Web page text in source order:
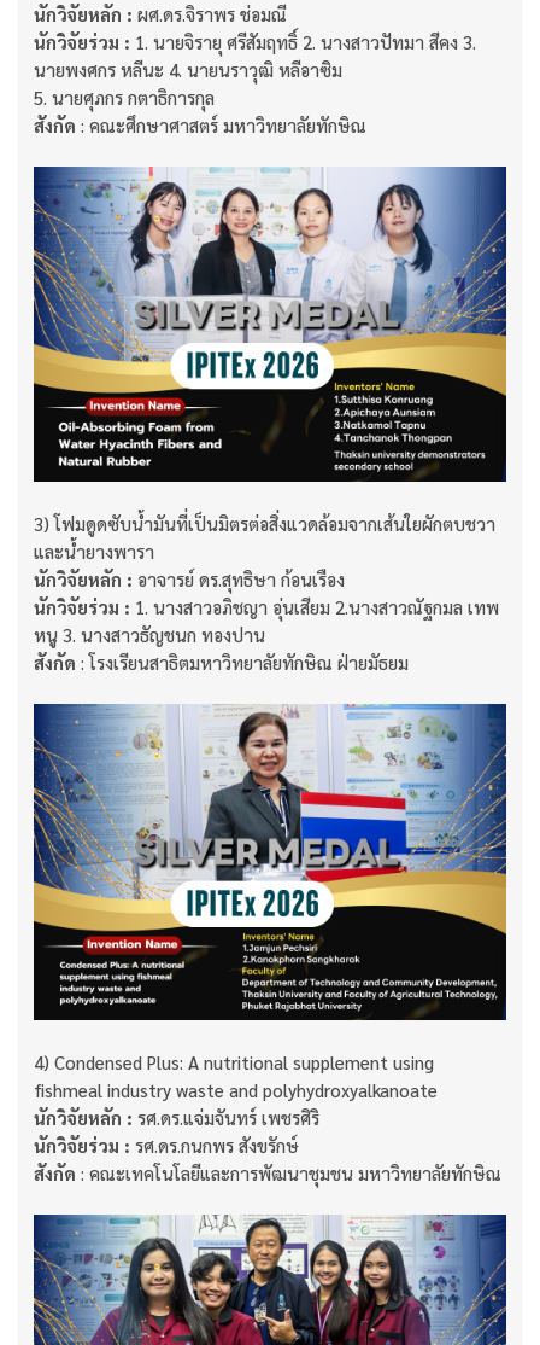
นักวิจัยหลัก : ผศ.ดร.จิราพร ช่อมณี
นักวิจัยร่วม : 1. นายจิรายุ ศรีสัมฤทธิ์ 2. นางสาวปัทมา สีคง 3.
นายพงศกร หลีนะ 4. นายนราวุฒิ หลีอาซิม
5. นายศุภกร กตาธิการกุล
สังกัด : คณะศึกษาศาสตร์ มหาวิทยาลัยทักษิณ
3) โฟมดูดซับน้ำมันที่เป็นมิตรต่อสิ่งแวดล้อมจากเส้นใยผักตบชวา
และน้ำยางพารา
นักวิจัยหลัก : อาจารย์ ดร.สุทธิษา ก้อนเรือง
นักวิจัยร่วม : 1. นางสาวอภิชญา อุ่นเสียม 2.นางสาวณัฐกมล เทพ
หนู 3. นางสาวธัญชนก ทองปาน
สังกัด : โรงเรียนสาธิตมหาวิทยาลัยทักษิณ ฝ่ายมัธยม
4) Condensed Plus: A nutritional supplement using
fishmeal industry waste and polyhydroxyalkanoate
นักวิจัยหลัก : รศ.ดร.แจ่มจันทร์ เพชรศิริ
นักวิจัยร่วม : รศ.ดร.กนกพร สังขรักษ์
สังกัด : คณะเทคโนโลยีและการพัฒนาชุมชน มหาวิทยาลัยทักษิณ